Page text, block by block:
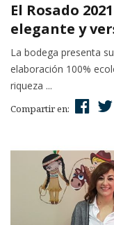
El Rosado
elegante y
La bodega presenta
elaboración 100%
riqueza ...
Compartir en: